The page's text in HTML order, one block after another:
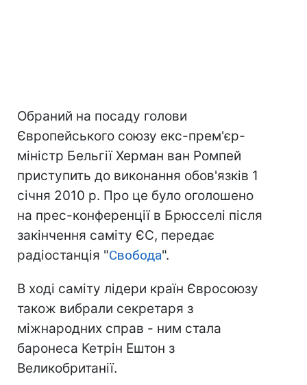
Обраний на посаду голови
Європейського союзу екс-прем'єр-
міністр Бельгії Херман ван Ромпей
приступить до виконання обов'язків 1
січня 2010 р. Про це було оголошено
на прес-конференції в Брюсселі після
закінчення саміту ЄС, передає
радіостанція "Свобода".
В ході саміту лідери країн Євросоюзу
також вибрали секретаря з
міжнародних справ - ним стала
баронеса Кетрін Ештон з
Великобританії.